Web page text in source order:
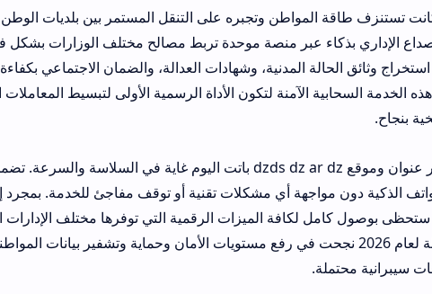
المواطن وتجبره على التنقل المستمر بين بلديات الوطن بلا فائدة. اليوم،
عبر منصة موحدة تربط مصالح مختلف الوزارات بشكل فوري. يتيح لك هذا
المدنية، وشهادات العدالة، والضمان الاجتماعي بكفاءة غير مسبوقة.
الآمنة لتكون الأداة الرسمية الأولى لتبسيط المعاملات الإدارية وتجاوز
عملية استخدام الخدمات عبر عنوان وموقع dzds dz ar dz باتت اليوم غاية في السلاسة والسرعة. تضمن المنظومة
مواجهة أي مشكلات تقنية أو توقف مفاجئ للخدمة. بمجرد إتمام خطوات
لكافة الميزات الرقمية التي توفرها مختلف الإدارات العمومية.
البرمجية المتواصلة لعام 2026 نجحت في رفع مستويات الأمان وحماية وتشفير بيانات المواطنين الشخصية